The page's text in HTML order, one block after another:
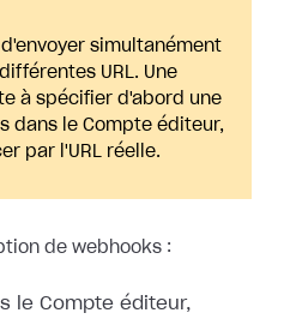
simultanément
URL. Une
à spécifier d'abord une
dans le Compte éditeur,
par l'URL réelle.
de webhooks :
le Compte éditeur,